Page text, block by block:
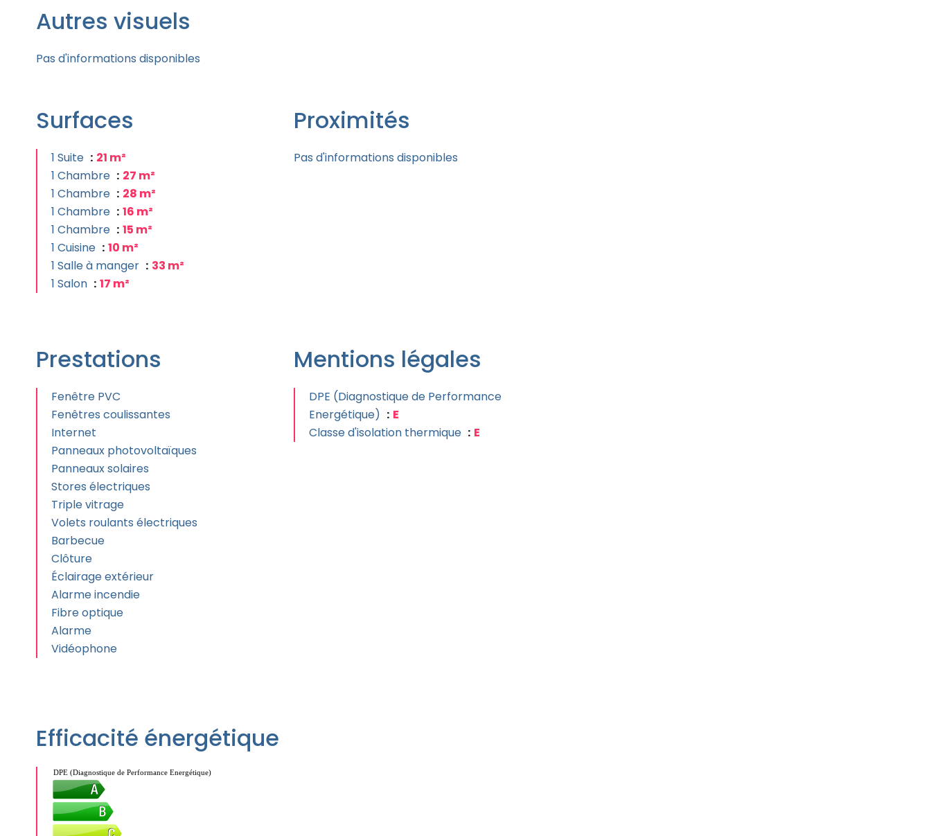
Autres visuels
Pas d'informations disponibles
Surfaces
1 Suite
21 m²
1 Chambre
27 m²
1 Chambre
28 m²
1 Chambre
16 m²
1 Chambre
15 m²
1 Cuisine
10 m²
1 Salle à manger
33 m²
1 Salon
17 m²
Proximités
Pas d'informations disponibles
Prestations
Fenêtre PVC
Fenêtres coulissantes
Internet
Panneaux photovoltaïques
Panneaux solaires
Stores électriques
Triple vitrage
Volets roulants électriques
Barbecue
Clôture
Éclairage extérieur
Alarme incendie
Fibre optique
Alarme
Vidéophone
Mentions légales
DPE (Diagnostique de Performance
Energétique)
E
Classe d'isolation thermique
E
Efficacité énergétique
DPE (Diagnostique de Performance Energétique)